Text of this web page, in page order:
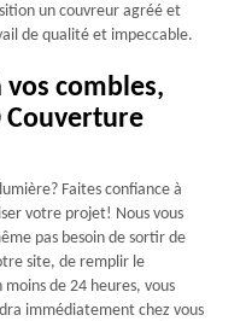
un couvreur agréé et
de qualité et impeccable.
combles,
Couverture
Faites confiance à
votre projet! Nous vous
pas besoin de sortir de
site, de remplir le
de 24 heures, vous
immédiatement chez vous